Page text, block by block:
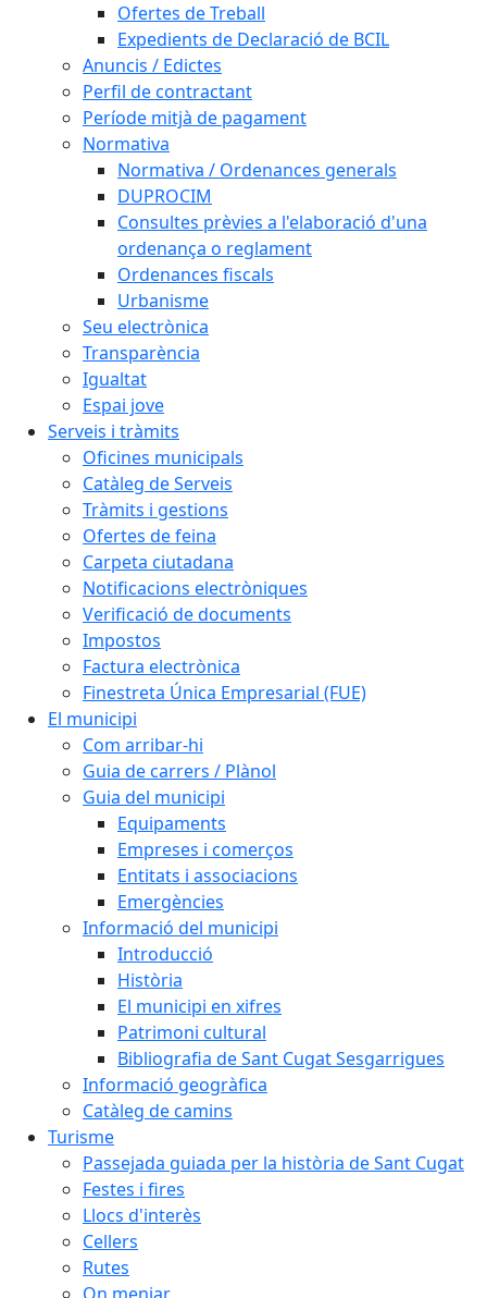
Ofertes de Treball
Expedients de Declaració de BCIL
Anuncis / Edictes
Perfil de contractant
Període mitjà de pagament
Normativa
Normativa / Ordenances generals
DUPROCIM
Consultes prèvies a l'elaboració d'una
ordenança o reglament
Ordenances fiscals
Urbanisme
Seu electrònica
Transparència
Igualtat
Espai jove
Serveis i tràmits
Oficines municipals
Catàleg de Serveis
Tràmits i gestions
Ofertes de feina
Carpeta ciutadana
Notificacions electròniques
Verificació de documents
Impostos
Factura electrònica
Finestreta Única Empresarial (FUE)
El municipi
Com arribar-hi
Guia de carrers / Plànol
Guia del municipi
Equipaments
Empreses i comerços
Entitats i associacions
Emergències
Informació del municipi
Introducció
Història
El municipi en xifres
Patrimoni cultural
Bibliografia de Sant Cugat Sesgarrigues
Informació geogràfica
Catàleg de camins
Turisme
Passejada guiada per la història de Sant Cugat
Festes i fires
Llocs d'interès
Cellers
Rutes